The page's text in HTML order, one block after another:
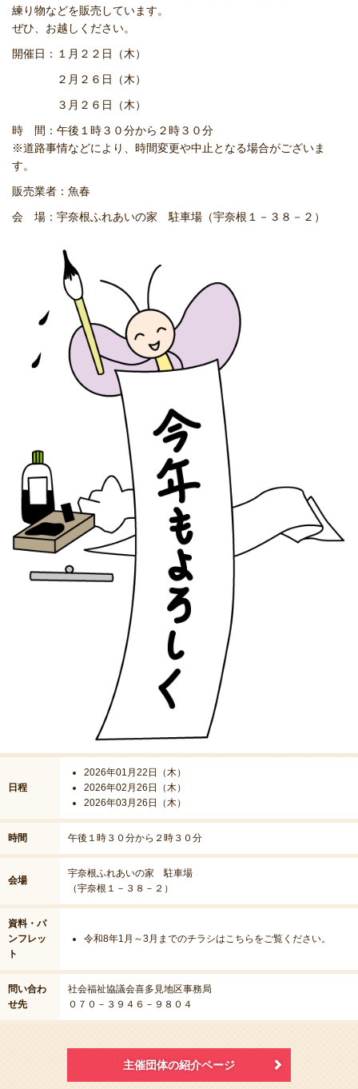
練り物などを販売しています。
ぜひ、お越しください。
開催日：１月２２日（木）
２月２６日（木）
３月２６日（木）
時 間：午後１時３０分から２時３０分
※道路事情などにより、時間変更や中止となる場合がございま
す。
販売業者：魚春
会 場：宇奈根ふれあいの家 駐車場（宇奈根１－３８－２）
日程
2026年01月22日（木）
2026年02月26日（木）
2026年03月26日（木）
時間 午後１時３０分から２時３０分
会場
宇奈根ふれあいの家 駐車場
（宇奈根１－３８－２）
資料・パ
ンフレッ
ト
令和8年1月～3月までのチラシはこちらをご覧ください。
問い合わ
せ先
社会福祉協議会喜多見地区事務局
０７０－３９４６－９８０４
主催団体の紹介ページ